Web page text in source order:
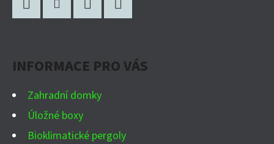
INFORMACE PRO VÁS
Zahradní domky
Úložné boxy
Bioklimatické pergoly